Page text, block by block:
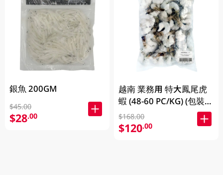
銀魚 200GM
$45.00
$28.00
越南 業務用 特大鳳尾虎
蝦 (48-60 PC/KG) (包裝及
品牌隨機發放)
$168.00
$120.00